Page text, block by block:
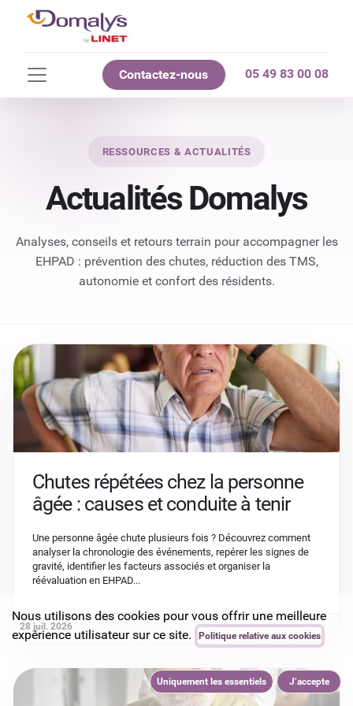
Contactez-nous 05 49 83 00 08
RESSOURCES & ACTUALITÉS
Actualités Domalys
Analyses, conseils et retours terrain pour accompagner les
EHPAD : prévention des chutes, réduction des TMS,
autonomie et confort des résidents.
Chutes répétées chez la personne
âgée : causes et conduite à tenir
Une personne âgée chute plusieurs fois ? Découvrez comment
analyser la chronologie des événements, repérer les signes de
gravité, identifier les facteurs associés et organiser la
réévaluation en EHPAD...
28 juil. 2026
Nous utilisons des cookies pour vous offrir une meilleure
expérience utilisateur sur ce site.
Politique relative aux cookies
Uniquement les essentiels J’accepte